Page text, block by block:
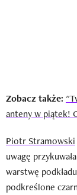
Zobacz także:
anteny w piątek!
Piotr Stramowski
uwagę
warstwę
podkreślone